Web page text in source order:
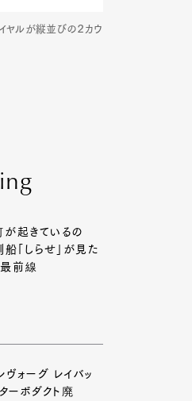
ヤルが縦並びの２カウ
起きているの
「しらせ」が見た
前線
ヴォーグ レイバッ
ーボダクト廃